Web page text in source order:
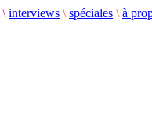
\ interviews \ spéciales \ à